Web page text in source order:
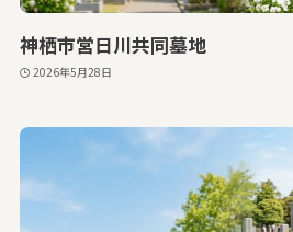
神栖市営日川共同墓地
2026年5月28日